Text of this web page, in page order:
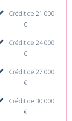
Crédit de 21 000
€
Crédit de 24 000
€
Crédit de 27 000
€
Crédit de 30 000
€